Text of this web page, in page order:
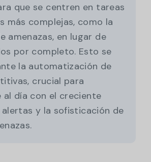
que se centren en tareas
más complejas, como la
amenazas, en lugar de
por completo. Esto se
la automatización de
crucial para
al día con el creciente
alertas y la sofisticación de